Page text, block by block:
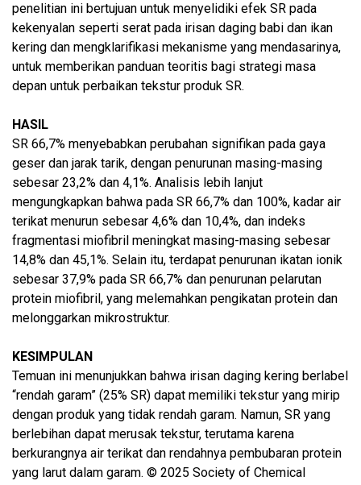
penelitian ini bertujuan untuk menyelidiki efek SR pada
kekenyalan seperti serat pada irisan daging babi dan ikan
kering dan mengklarifikasi mekanisme yang mendasarinya,
untuk memberikan panduan teoritis bagi strategi masa
depan untuk perbaikan tekstur produk SR.
HASIL
SR 66,7% menyebabkan perubahan signifikan pada gaya
geser dan jarak tarik, dengan penurunan masing-masing
sebesar 23,2% dan 4,1%. Analisis lebih lanjut
mengungkapkan bahwa pada SR 66,7% dan 100%, kadar air
terikat menurun sebesar 4,6% dan 10,4%, dan indeks
fragmentasi miofibril meningkat masing-masing sebesar
14,8% dan 45,1%. Selain itu, terdapat penurunan ikatan ionik
sebesar 37,9% pada SR 66,7% dan penurunan pelarutan
protein miofibril, yang melemahkan pengikatan protein dan
melonggarkan mikrostruktur.
KESIMPULAN
Temuan ini menunjukkan bahwa irisan daging kering berlabel
“rendah garam” (25% SR) dapat memiliki tekstur yang mirip
dengan produk yang tidak rendah garam. Namun, SR yang
berlebihan dapat merusak tekstur, terutama karena
berkurangnya air terikat dan rendahnya pembubaran protein
yang larut dalam garam. © 2025 Society of Chemical